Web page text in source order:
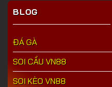
BLOG
ĐÁ GÀ
SOI CẦU VN88
SOI KÈO VN88